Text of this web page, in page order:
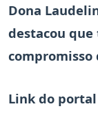
Dona
destacou que
compromisso
Link do